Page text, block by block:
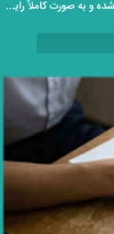
این دوره با محوریت دروس ریاضی و علوم تجربی طراحی شده و به‌ صورت کاملاً رایگان و غیرحضوری در اختیار دانش‌ آموزان قرار می‌گیرد.